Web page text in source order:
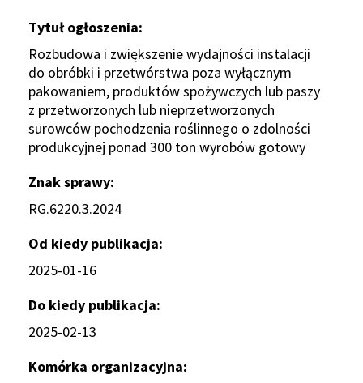
Tytuł ogłoszenia
Rozbudowa i zwiększenie wydajności instalacji
do obróbki i przetwórstwa poza wyłącznym
pakowaniem, produktów spożywczych lub paszy
z przetworzonych lub nieprzetworzonych
surowców pochodzenia roślinnego o zdolności
produkcyjnej ponad 300 ton wyrobów gotowy
Znak sprawy
RG.6220.3.2024
Od kiedy publikacja
2025-01-16
Do kiedy publikacja
2025-02-13
Komórka organizacyjna